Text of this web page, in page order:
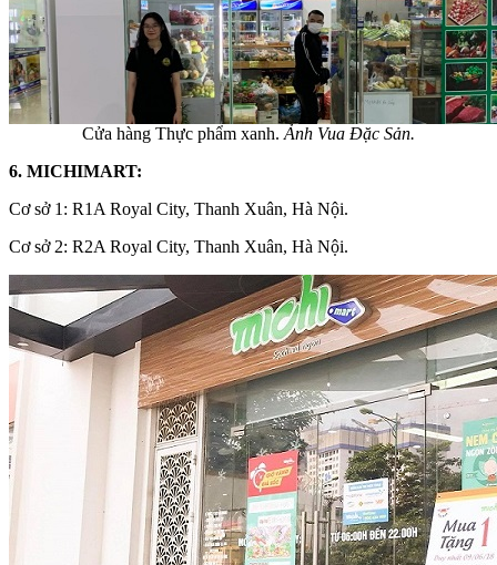
Cửa hàng Thực phẩm xanh. Ảnh Vua Đặc Sản.
6. MICHIMART:
Cơ sở 1: R1A Royal City, Thanh Xuân, Hà Nội.
Cơ sở 2: R2A Royal City, Thanh Xuân, Hà Nội.